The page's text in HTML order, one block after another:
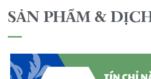
SẢN PHẨM &